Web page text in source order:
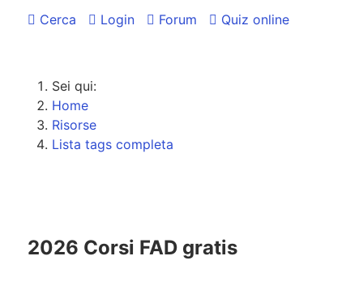
Cerca Login Forum Quiz online
Sei qui:
Home
Risorse
Lista tags completa
2026 Corsi FAD gratis